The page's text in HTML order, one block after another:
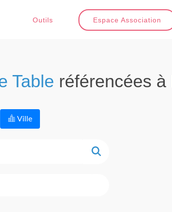
Outils Espace Association
Table référencées à
Ville